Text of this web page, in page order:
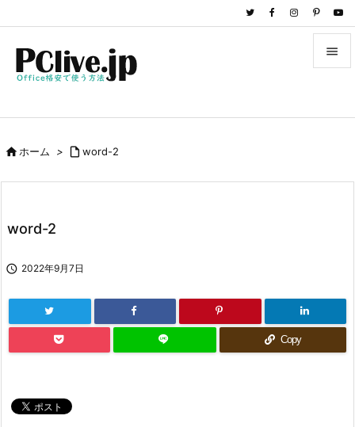

前へ
ホーム >  word-2
word-2
 2022年9月7日
Copy